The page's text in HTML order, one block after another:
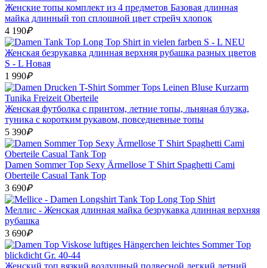
Женские топы комплект из 4 предметов Базовая длинная
майка длинный топ сплошной цвет стрейч хлопок
4 190₽
Женская безрукавка длинная верхняя рубашка разных цветов
S - L Новая
1 990₽
Женская футболка с принтом, летние топы, льняная блузка,
туника с коротким рукавом, повседневные топы
5 390₽
Damen Sommer Top Sexy Ärmellose T Shirt Spaghetti Cami
Oberteile Casual Tank Top
3 690₽
Меллис - Женская длинная майка безрукавка длинная верхняя
рубашка
3 690₽
Женский топ вязкий воздушный подвесной легкий летний